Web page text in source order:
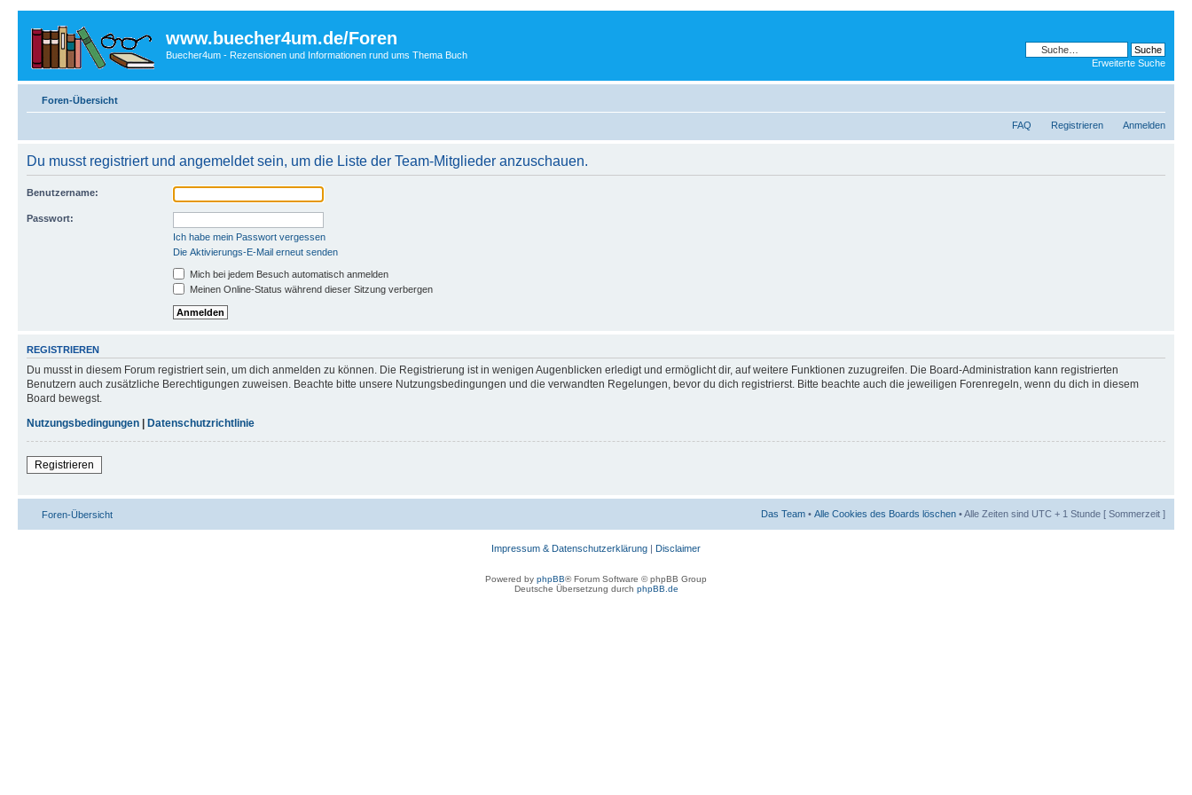
www.buecher4um.de/Foren
Buecher4um - Rezensionen und Informationen rund ums Thema Buch
Erweiterte Suche
Foren-Übersicht
FAQ Registrieren Anmelden
Du musst registriert und angemeldet sein, um die Liste der Team-Mitglieder anzuschauen.
Benutzername:
Passwort:
Ich habe mein Passwort vergessen
Die Aktivierungs-E-Mail erneut senden
Mich bei jedem Besuch automatisch anmelden
Meinen Online-Status während dieser Sitzung verbergen
REGISTRIEREN
Du musst in diesem Forum registriert sein, um dich anmelden zu können. Die Registrierung ist in wenigen Augenblicken erledigt und ermöglicht dir, auf weitere Funktionen zuzugreifen. Die Board-Administration kann registrierten
Benutzern auch zusätzliche Berechtigungen zuweisen. Beachte bitte unsere Nutzungsbedingungen und die verwandten Regelungen, bevor du dich registrierst. Bitte beachte auch die jeweiligen Forenregeln, wenn du dich in diesem
Board bewegst.
Nutzungsbedingungen
Datenschutzrichtlinie
Registrieren
Foren-Übersicht Das Team • Alle Cookies des Boards löschen • Alle Zeiten sind UTC + 1 Stunde [ Sommerzeit ]
Impressum & Datenschutzerklärung | Disclaimer
Powered by phpBB® Forum Software © phpBB Group
Deutsche Übersetzung durch phpBB.de